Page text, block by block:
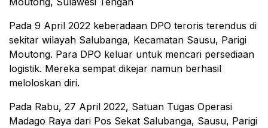
Pada 9 April 2022 keberadaan DPO teroris terendus di
sekitar wilayah Salubanga, Kecamatan Sausu, Parigi
Moutong. Para DPO keluar untuk mencari persediaan
logistik. Mereka sempat dikejar namun berhasil
meloloskan diri.
Pada Rabu, 27 April 2022, Satuan Tugas Operasi
Madago Raya dari Pos Sekat Salubanga, Sausu, Parigi